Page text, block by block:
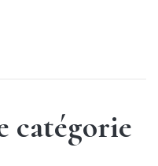
catégorie